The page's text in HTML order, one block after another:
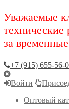
Уважаемые
за
+7 (915) 655-56-
Войти
Оптовый